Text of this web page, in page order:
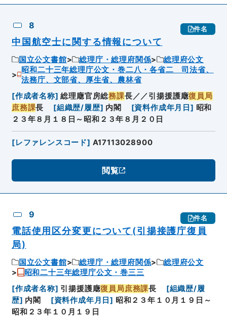
8 件名
中国航空士に関する情報について
国立公文書館 総理庁・総理府関係
総理府公文
昭和二十三年総理庁公文・巻二八・各省二 司法省、
法務庁、文部省、厚生省、農林省
[作成者名称] 総理廰官房総務課長／／引揚援護廰復員局
庶務課長 [組織歴/履歴] 内閣 [資料作成年月日 ] 昭和
２３年８月１８日～昭和２３年８月２０日
[レファレンスコード] A17113028900
閲覧
9 件名
電話使用区分変更について(引揚接護庁復員
局)
国立公文書館 総理庁・総理府関係
総理府公文
昭和二十三年総理庁公文・巻三三
[作成者名称] 引揚援護廰復員局庶務課長 [組織歴/履
歴] 内閣 [資料作成年月日] 昭和２３年１０月１９日～
昭和２３年１０月１９日